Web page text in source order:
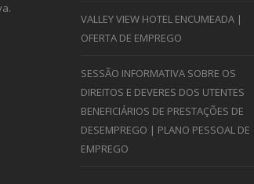
VALLEY VIEW HOTEL ENCUMEADA |
OFERTA DE EMPREGO
SESSÃO INFORMATIVA SOBRE OS
DIREITOS E DEVERES DOS UTENTES
BENEFICIÁRIOS DE PRESTAÇÕES DE
DESEMPREGO | PLANO PESSOAL DE
EMPREGO